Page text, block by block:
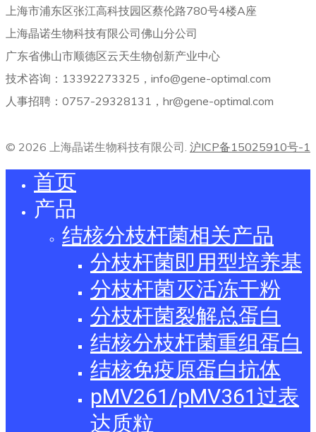
上海市浦东区张江高科技园区蔡伦路780号4楼A座
上海晶诺生物科技有限公司佛山分公司
广东省佛山市顺德区云天生物创新产业中心
技术咨询：13392273325，info@gene-optimal.com
人事招聘：0757-29328131，hr@gene-optimal.com
© 2026 上海晶诺生物科技有限公司. 沪ICP备15025910号-1
首页
产品
结核分枝杆菌相关产品
分枝杆菌即用型培养基
分枝杆菌灭活冻干粉
分枝杆菌裂解总蛋白
结核分枝杆菌重组蛋白
结核免疫原蛋白抗体
pMV261/pMV361过表
达质粒